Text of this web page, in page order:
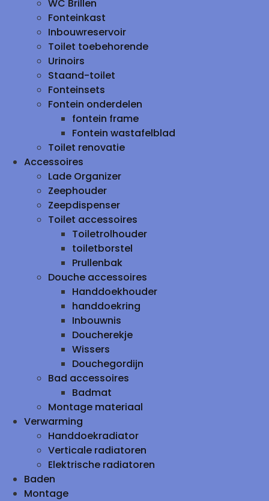
WC Brillen
Fonteinkast
Inbouwreservoir
Toilet toebehorende
Urinoirs
Staand-toilet
Fonteinsets
Fontein onderdelen
fontein frame
Fontein wastafelblad
Toilet renovatie
Accessoires
Lade Organizer
Zeephouder
Zeepdispenser
Toilet accessoires
Toiletrolhouder
toiletborstel
Prullenbak
Douche accessoires
Handdoekhouder
handdoekring
Inbouwnis
Doucherekje
Wissers
Douchegordijn
Bad accessoires
Badmat
Montage materiaal
Verwarming
Handdoekradiator
Verticale radiatoren
Elektrische radiatoren
Baden
Montage